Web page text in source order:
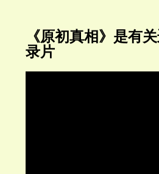
《原初真相》是有
录片